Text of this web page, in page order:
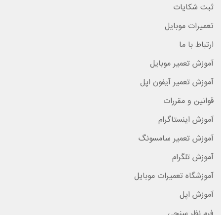
ثبت شکایات
تعمیرات موبایل
ارتباط با ما
آموزش تعمیر موبایل
آموزش تعمیر آیفون اپل
قوانین و مقررات
آموزش اینستاگرام
آموزش تعمیر سامسونگ
آموزش تلگرام
آموزشگاه تعمیرات موبایل
آموزش اپل